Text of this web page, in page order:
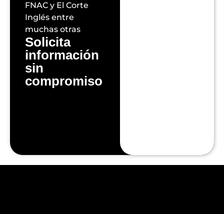
FNAC y El Corte
Inglés entre
muchas otras
Solicita
información
sin
compromiso